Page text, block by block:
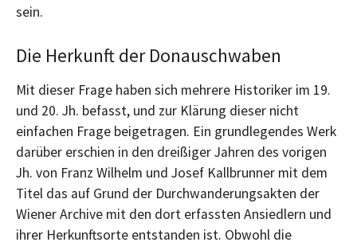
sein.
Die Herkunft der Donauschwaben
Mit dieser Frage haben sich mehrere Historiker im 19.
und 20. Jh. befasst, und zur Klärung dieser nicht
einfachen Frage beigetragen. Ein grundlegendes Werk
darüber erschien in den dreißiger Jahren des vorigen
Jh. von Franz Wilhelm und Josef Kallbrunner mit dem
Titel das auf Grund der Durchwanderungsakten der
Wiener Archive mit den dort erfassten Ansiedlern und
ihrer Herkunftsorte entstanden ist. Obwohl die